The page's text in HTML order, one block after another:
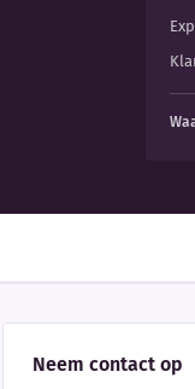
Neem contact op